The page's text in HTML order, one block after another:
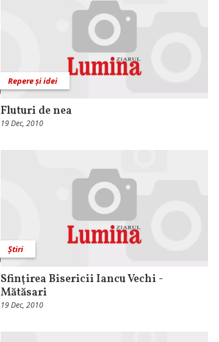
Repere și idei
Fluturi de nea
19 Dec, 2010
Știri
Sfinţirea Bisericii Iancu Vechi -
Mătăsari
19 Dec, 2010